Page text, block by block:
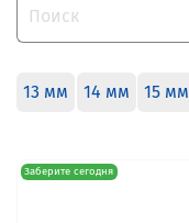
13 мм 14 мм 15 мм
Заберите сегодня